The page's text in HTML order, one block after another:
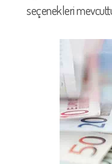
seçenekleri